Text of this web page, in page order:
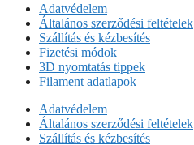
Adatvédelem
Általános szerződési feltételek
Szállítás és kézbesítés
Fizetési módok
3D nyomtatás tippek
Filament adatlapok
Adatvédelem
Általános szerződési feltételek
Szállítás és kézbesítés